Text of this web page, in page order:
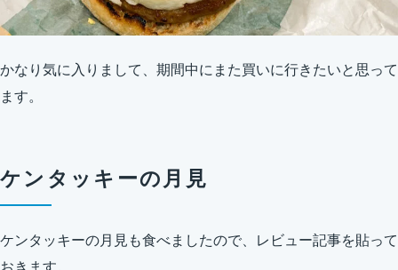
かなり気に入りまして、期間中にまた買いに行きたいと思って
ます。
ケンタッキーの月見
ケンタッキーの月見も食べましたので、レビュー記事を貼って